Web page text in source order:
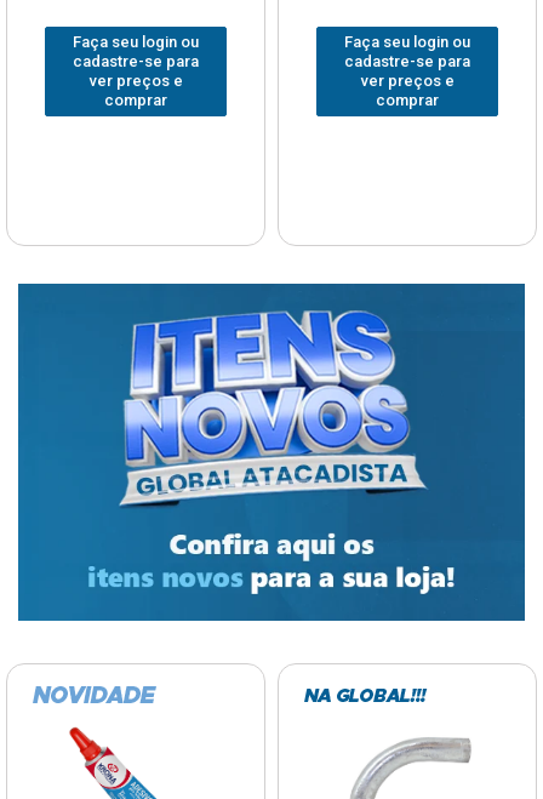
Faça seu login ou
cadastre-se para
ver preços e
comprar
Faça seu login ou
cadastre-se para
ver preços e
comprar